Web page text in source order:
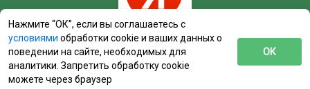
Нажмите “ОК”, если вы соглашаетесь с
условиями обработки cookie и ваших данных о
поведении на сайте, необходимых для
аналитики. Запретить обработку cookie
можете через браузер
ОК